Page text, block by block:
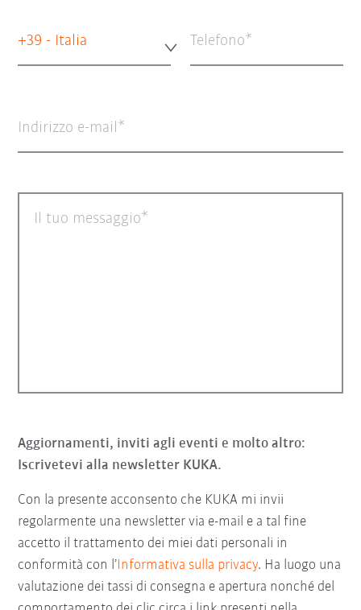
+39 - Italia Telefono
Indirizzo e-mail
Il tuo messaggio
Aggiornamenti, inviti agli eventi e molto altro:
Iscrivetevi alla newsletter KUKA.
Con la presente acconsento che KUKA mi invii
regolarmente una newsletter via e-mail e a tal fine
accetto il trattamento dei miei dati personali in
conformità con l’Informativa sulla privacy. Ha luogo una
valutazione dei tassi di consegna e apertura nonché del